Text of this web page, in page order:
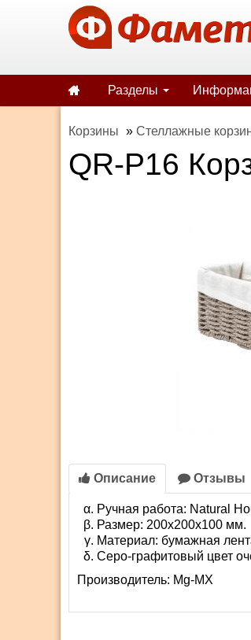
Разделы
Корзины » Стеллажные
QR-P16
Описание Отзывы
Ручная работа: Natural
Размер: 200х200х100 мм.
Материал: бумажная
Серо-графитовый цвет
Производитель: Mg-MX